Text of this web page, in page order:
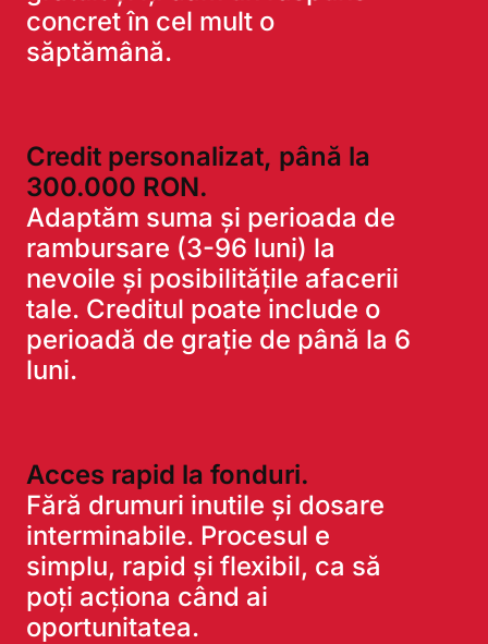
concret în cel mult o
săptămână.
Credit personalizat, până la
300.000 RON.
Adaptăm suma și perioada de
rambursare (3-96 luni) la
nevoile și posibilitățile afacerii
tale. Creditul poate include o
perioadă de grație de până la 6
luni.
Acces rapid la fonduri.
Fără drumuri inutile și dosare
interminabile. Procesul e
simplu, rapid și flexibil, ca să
poți acționa când ai
oportunitatea.